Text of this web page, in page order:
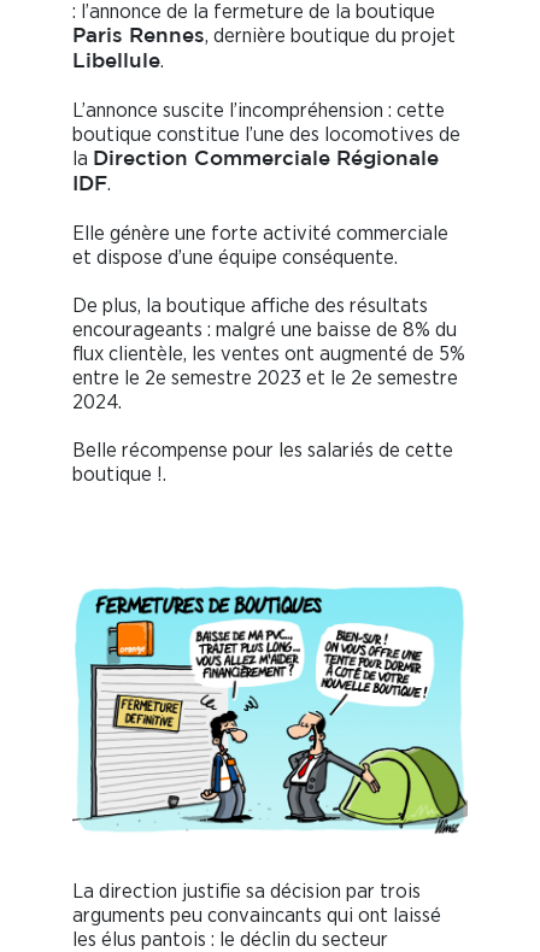
: l’annonce de la fermeture de la boutique
Paris Rennes, dernière boutique du projet
Libellule.
L’annonce suscite l’incompréhension : cette
boutique constitue l’une des locomotives de
la Direction Commerciale Régionale
IDF.
Elle génère une forte activité commerciale
et dispose d’une équipe conséquente.
De plus, la boutique affiche des résultats
encourageants : malgré une baisse de 8% du
flux clientèle, les ventes ont augmenté de 5%
entre le 2e semestre 2023 et le 2e semestre
2024.
Belle récompense pour les salariés de cette
boutique !.
La direction justifie sa décision par trois
arguments peu convaincants qui ont laissé
les élus pantois : le déclin du secteur